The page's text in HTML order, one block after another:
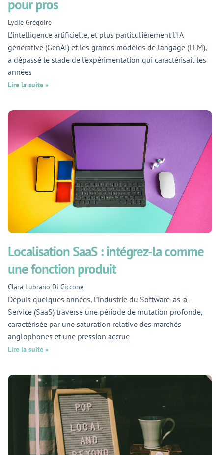
pour pros
Lydie Grégoire
L’intelligence artificielle, et plus particulièrement l’IA
générative (GenAI) et les grands modèles de langage (LLM),
a dépassé le stade de l’expérimentation qui caractérisait les
années
Lire la suite »
Localisation SaaS : intégrez-la comme
une fonction produit
Clara Lubrano Di Ciccone
Depuis quelques années, l’industrie du Software-as-a-
Service (SaaS) traverse une période de mutation profonde,
caractérisée par une saturation relative des marchés
anglophones et une pression accrue
Lire la suite »